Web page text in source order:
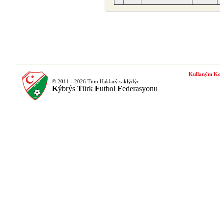
© 2011 - 2026 Tüm Haklarý saklýdýr.
Kýbrýs Türk Futbol Federasyonu
Kullaným